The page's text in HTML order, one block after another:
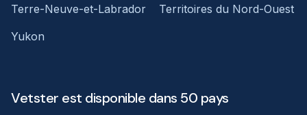
Terre-Neuve-et-Labrador
Territoires du Nord-Ouest
Yukon
Vetster est disponible dans 50 pays